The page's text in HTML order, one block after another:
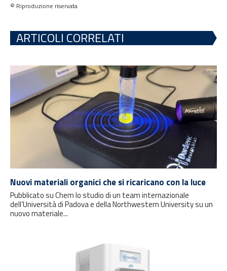
© Riproduzione riservata
ARTICOLI CORRELATI
Nuovi materiali organici che si ricaricano con la luce
Pubblicato su Chem lo studio di un team internazionale
dell’Università di Padova e della Northwestern University su un
nuovo materiale...